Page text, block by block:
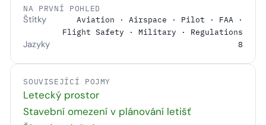
NA PRVNÍ POHLED
Štítky
Aviation · Airspace · Pilot · FAA ·
Flight Safety · Military · Regulations
Jazyky 8
SOUVISEJÍCÍ POJMY
Letecký prostor
Stavební omezení v plánování letišť